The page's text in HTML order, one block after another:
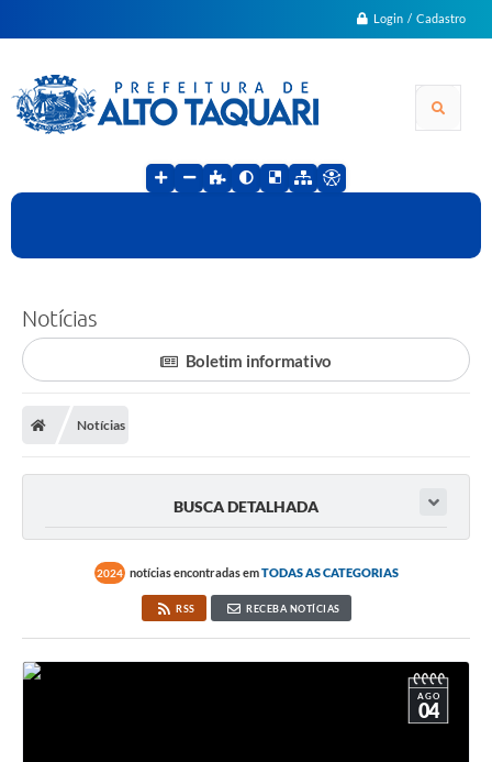
Login / Cadastro
Notícias
Boletim informativo
Notícias
BUSCA DETALHADA
2024 notícias encontradas emTODAS AS CATEGORIAS
RSS RECEBA NOTÍCIAS
AGO
04